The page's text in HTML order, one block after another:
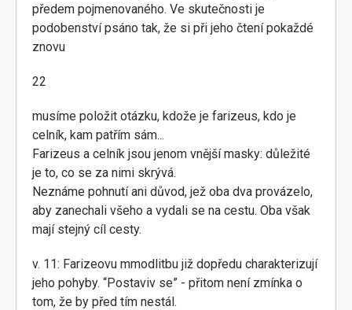
předem pojmenovaného. Ve skutečnosti je
podobenství psáno tak, že si při jeho čtení pokaždé
znovu
22
musíme položit otázku, kdože je farizeus, kdo je
celník, kam patřím sám...
Farizeus a celník jsou jenom vnější masky: důležité
je to, co se za nimi skrývá.
Neznáme pohnutí ani důvod, jež oba dva provázelo,
aby zanechali všeho a vydali se na cestu. Oba však
mají stejný cíl cesty.
v. 11: Farizeovu mmodlitbu již dopředu charakterizují
jeho pohyby. “Postaviv se” - přitom není zmínka o
tom, že by před tím nestál.